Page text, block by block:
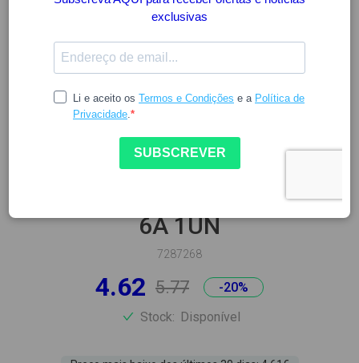
ELGYDIUM KIDS UNICORN
ESCOVA DE DENTES SUAVE 2-
6A 1UN
7287268
4.62 5.77
-20%
Stock: Disponível